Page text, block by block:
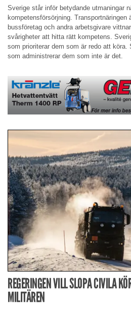
Sverige står inför betydande utmaningar
kompetensförsörjning. Transportnäringen
bussföretag och andra arbetsgivare
svårigheter att hitta rätt kompetens.
som prioriterar dem som är redo att
som administrerar dem som inte är det.
REGERINGEN VILL SLOPA CIVILA
MILITÄREN